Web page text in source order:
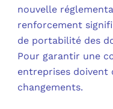
nouvelle
renforcement
de portabilité des
Pour garantir une
entreprises doivent
changements.